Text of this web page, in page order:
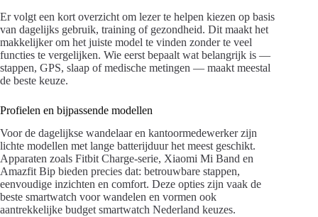
Er volgt een kort overzicht om lezer te helpen kiezen op basis
van dagelijks gebruik, training of gezondheid. Dit maakt het
makkelijker om het juiste model te vinden zonder te veel
functies te vergelijken. Wie eerst bepaalt wat belangrijk is —
stappen, GPS, slaap of medische metingen — maakt meestal
de beste keuze.
Profielen en bijpassende modellen
Voor de dagelijkse wandelaar en kantoormedewerker zijn
lichte modellen met lange batterijduur het meest geschikt.
Apparaten zoals Fitbit Charge-serie, Xiaomi Mi Band en
Amazfit Bip bieden precies dat: betrouwbare stappen,
eenvoudige inzichten en comfort. Deze opties zijn vaak de
beste smartwatch voor wandelen en vormen ook
aantrekkelijke budget smartwatch Nederland keuzes.